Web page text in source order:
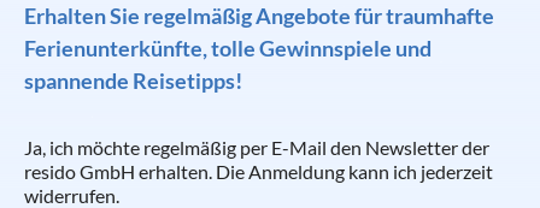
Erhalten Sie regelmäßig Angebote für traumhafte
Ferienunterkünfte, tolle Gewinnspiele und
spannende Reisetipps!
Ja, ich möchte regelmäßig per E-Mail den Newsletter der
resido GmbH erhalten. Die Anmeldung kann ich jederzeit
widerrufen.